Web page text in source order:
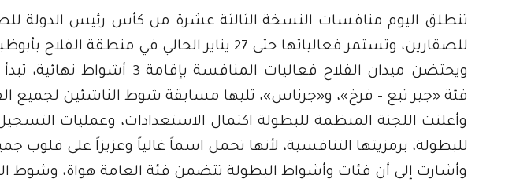
تنطلق اليوم منافسات النسخة الثالثة عشرة من كأس رئيس الدولة
للصقارين، وتستمر فعالياتها حتى 27 يناير الحالي في منطقة الفلاح بأبوظبي.
ويحتضن ميدان الفلاح فعاليات
فئة «جير تبع - فرخ»، و«جرناس»، تليها مسابقة شوط الناشئين لجميع
وأعلنت اللجنة المنظمة للبطولة اكتمال الاستعدادات، وعمليات
للبطولة، برمزيتها التنافسية، لأنها تحمل اسماً غالياً وعزيزاً على قلوب
وأشارت إلى أن فئات وأشواط البطولة تتضمن فئة العامة هواة،